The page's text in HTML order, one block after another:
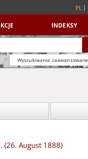
PL
INDEKSY
Wyszukiwanie zaawansowane
(26. August 1888)